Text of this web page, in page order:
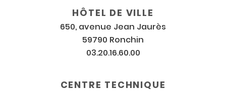
horaires
HÔTEL DE VILLE
650, avenue Jean Jaurès
59790 Ronchin
03.20.16.60.00
CENTRE TECHNIQUE